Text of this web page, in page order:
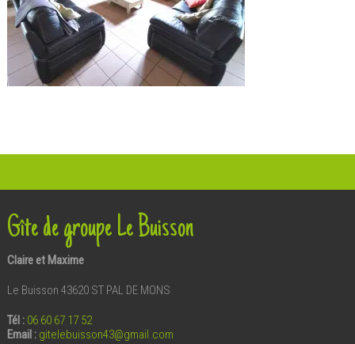
Gîte de groupe Le Buisson
Claire et Maxime
Le Buisson 43620 ST PAL DE MONS
Tél : 06 60 67 17 52
Email : gitelebuisson43@gmail.com